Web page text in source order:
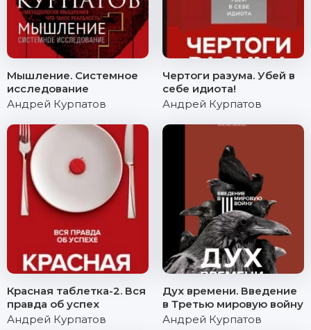
Мышление. Системное
исследование
Андрей Курпатов
Чертоги разума. Убей в
себе идиота!
Андрей Курпатов
Красная таблетка-2. Вся
правда об успех
Андрей Курпатов
Дух времени. Введение
в Третью мировую войну
Андрей Курпатов